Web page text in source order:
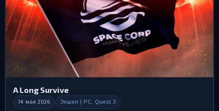
A Long Survive
14 мая 2026 Экшен | PC, Quest 3